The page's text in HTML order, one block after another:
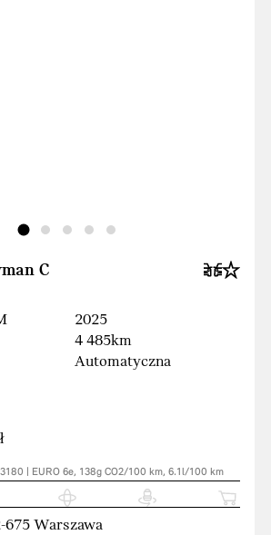
C
2025
4 485km
Automatyczna
| EURO 6e, 138g CO2/100 km, 6.1l/100 km
Warszawa